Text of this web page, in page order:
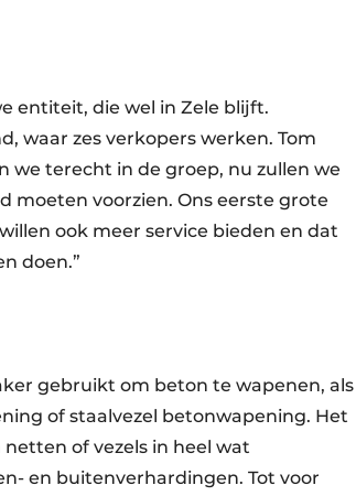
entiteit, die wel in Zele blijft.
waar zes verkopers werken. Tom
we terecht in de groep, nu zullen we
moeten voorzien. Ons eerste grote
ook meer service bieden en dat
doen.”
gebruikt om beton te wapenen, als
of staalvezel betonwapening. Het
of vezels in heel wat
en buitenverhardingen. Tot voor